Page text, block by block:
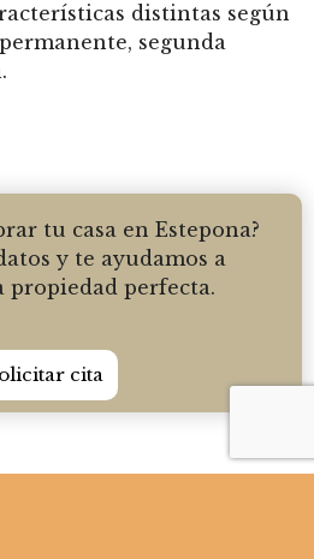
distintas según
segunda
tu casa en Estepona?
y te ayudamos a
propiedad perfecta.
cita